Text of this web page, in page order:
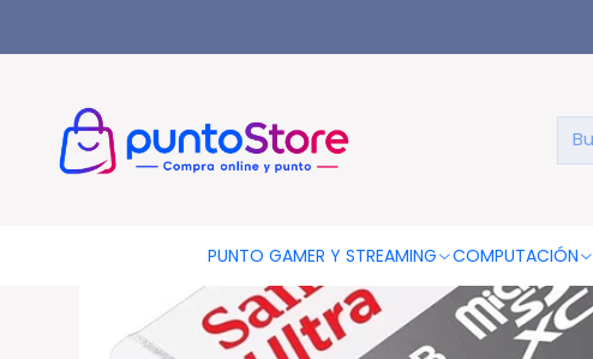
PUNTO GAMER Y STREAMING COMPUTACIÓN